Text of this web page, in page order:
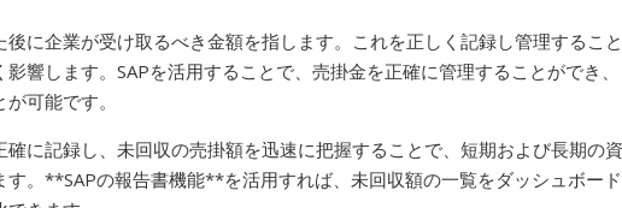
に企業が受け取るべき金額を指します。これを正しく記録し管理すること
響します。SAPを活用することで、売掛金を正確に管理することができ、
可能です。
に記録し、未回収の売掛額を迅速に把握することで、短期および長期の資
。**SAPの報告書機能**を活用すれば、未回収額の一覧をダッシュボード